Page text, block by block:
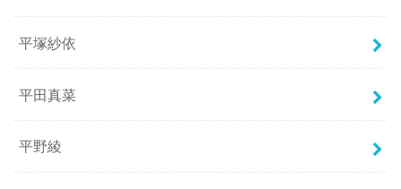
平塚紗依
平田真菜
平野綾